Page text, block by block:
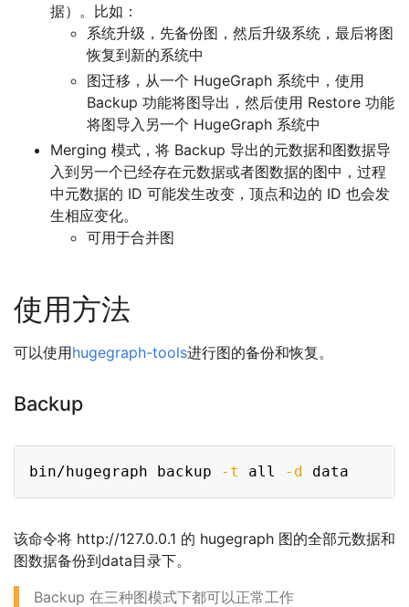
据）。比如：
系统升级，先备份图，然后升级系统，最后将图
恢复到新的系统中
图迁移，从一个 HugeGraph 系统中，使用
Backup 功能将图导出，然后使用 Restore 功能
将图导入另一个 HugeGraph 系统中
Merging 模式，将 Backup 导出的元数据和图数据导
入到另一个已经存在元数据或者图数据的图中，过程
中元数据的 ID 可能发生改变，顶点和边的 ID 也会发
生相应变化。
可用于合并图
使用方法
可以使用hugegraph-tools进行图的备份和恢复。
Backup
bin/hugegraph backup -t all -d
该命令将 http://127.0.0.1 的 hugegraph 图的全部元数据和
图数据备份到data目录下。
Backup 在三种图模式下都可以正常工作